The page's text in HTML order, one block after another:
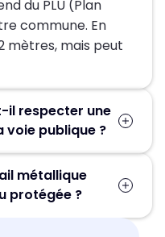
du PLU (Plan
commune. En
mètres, mais peut
il respecter une
publique ?
être implanté à
avec un
métallique
protégée ?